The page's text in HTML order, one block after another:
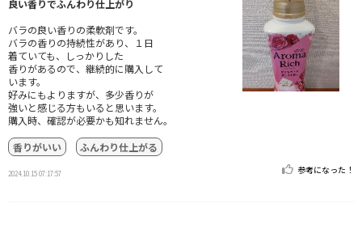
良い香りでふんわり仕上がり
バラの良い香りの柔軟剤です。
バラの香りの持続性があり、１日
着ていても、しっかりした
香りがあるので、継続的に購入して
います。
好みにもよりますが、多少香りが
強いと感じる方もいると思います。
購入時、確認が必要かも知れません。
香りがいい
ふんわり仕上がる
2024.10.15 07:17:57 参考になった！